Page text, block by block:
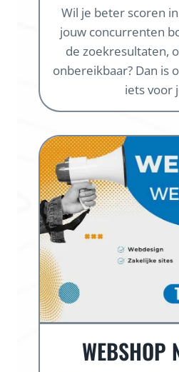
Wil je beter scoren
jouw concurrenten
de zoekresultaten,
onbereikbaar? Dan is
iets voor
WEBSHOP